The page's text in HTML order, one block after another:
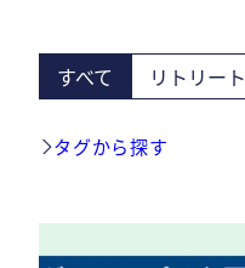
すべて リトリート
タグから探す